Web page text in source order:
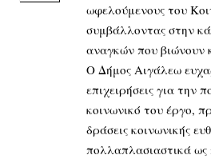
ωφελούμενους του
συμβάλλοντας στην
αναγκών που βιώνουν
Ο Δήμος Αιγάλεω
επιχειρήσεις για την
κοινωνικό του έργο,
δράσεις κοινωνικής
πολλαπλασιαστικά ως